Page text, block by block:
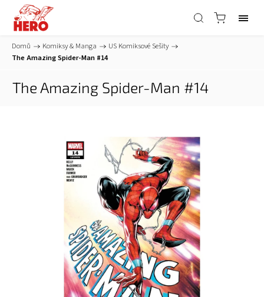
Domů / Komiksy & Manga / US Komiksové Sešity /
The Amazing Spider-Man #14
The Amazing Spider-Man #14